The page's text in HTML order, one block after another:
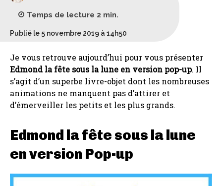
Temps de lecture 2 min.
Publié le 5 novembre 2019 à 14h50
Je vous retrouve aujourd’hui pour vous présenter
Edmond la fête sous la lune en version pop-up. Il
s’agit d’un superbe livre-objet dont les nombreuses
animations ne manquent pas d’attirer et
d’émerveiller les petits et les plus grands.
Edmond la fête sous la lune
en version Pop-up